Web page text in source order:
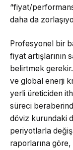
“fiyat/
daha da
Profesyonel bir
fiyat artışlarının
belirtmek
ve global enerji
yerli üreticiden
süreci
döviz kurundaki
periyotlarla
raporlarına